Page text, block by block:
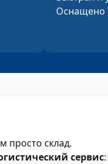
Оснащено
просто склад.
сервис